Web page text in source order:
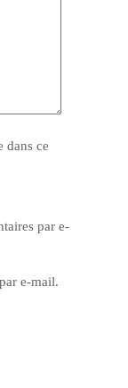
dans ce
par e-
e-mail.